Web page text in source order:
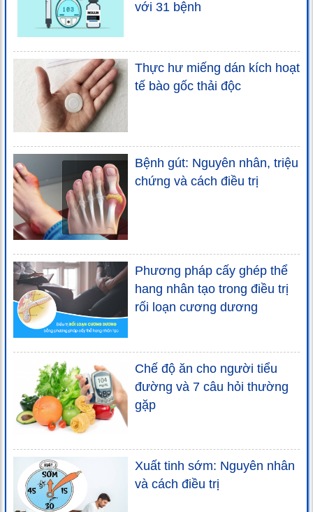
với 31 bệnh
Thực hư miếng dán kích hoạt
tế bào gốc thải độc
Bệnh gút: Nguyên nhân, triệu
chứng và cách điều trị
Phương pháp cấy ghép thể
hang nhân tạo trong điều trị
rối loạn cương dương
Chế độ ăn cho người tiểu
đường và 7 câu hỏi thường
gặp
Xuất tinh sớm: Nguyên nhân
và cách điều trị